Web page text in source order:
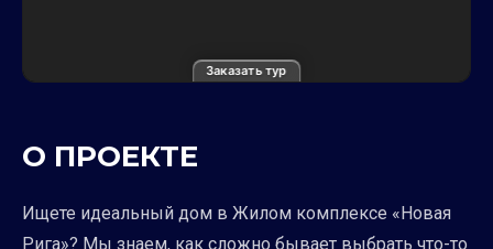
Заказать тур
О ПРОЕКТЕ
Ищете идеальный дом в Жилом комплексе «Новая
Рига»? Мы знаем, как сложно бывает выбрать что-то